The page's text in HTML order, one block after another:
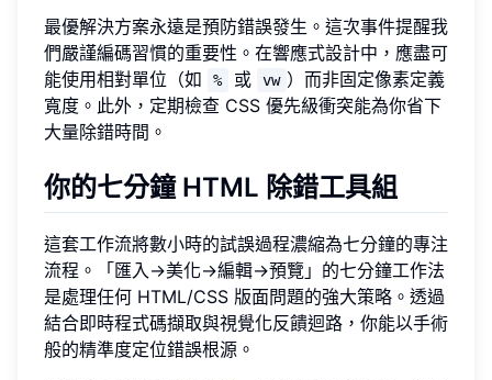
最優解決方案永遠是預防錯誤發生。這次事件提醒我
們嚴謹編碼習慣的重要性。在響應式設計中，應盡可
能使用相對單位（如
% 或 vw ）而非固定像素定義
寬度。此外，定期檢查 CSS 優先級衝突能為你省下
大量除錯時間。
你的七分鐘 HTML 除錯工具組
這套工作流將數小時的試誤過程濃縮為七分鐘的專注
流程。「匯入→美化→編輯→預覽」的七分鐘工作法
是處理任何 HTML/CSS 版面問題的強大策略。透過
結合即時程式碼擷取與視覺化反饋迴路，你能以手術
般的精準度定位錯誤根源。